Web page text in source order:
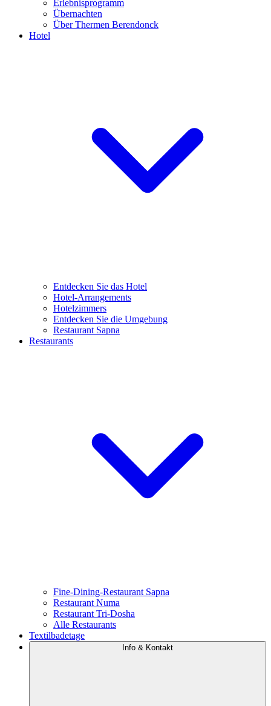
Erlebnisprogramm
Übernachten
Über Thermen Berendonck
Hotel
Entdecken Sie das Hotel
Hotel-Arrangements
Hotelzimmers
Entdecken Sie die Umgebung
Restaurant Sapna
Restaurants
Fine-Dining-Restaurant Sapna
Restaurant Numa
Restaurant Tri-Dosha
Alle Restaurants
Textilbadetage
Info & Kontakt